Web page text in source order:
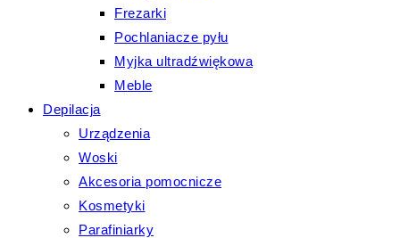
Frezarki
Pochlaniacze pyłu
Myjka ultradźwiękowa
Meble
Depilacja
Urządzenia
Woski
Akcesoria pomocnicze
Kosmetyki
Parafiniarky